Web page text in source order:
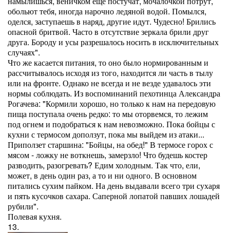
обольют тебя, иногда нарочно ледяной водой. Помылся,
оделся, заступаешь в наряд, другие идут. Чудесно! Брились
опасной бритвой. Часто в отсутствие зеркала брили друг
друга. Бороду и усы разрешалось носить в исключительных
случаях".
Что же касается питания, то оно было нормированным и
рассчитывалось исходя из того, находится ли часть в тылу
или на фронте. Однако не всегда и не везде удавалось эти
нормы соблюдать. Из воспоминаний пехотинца Александра
Рогачева: "Кормили хорошо, но только к нам на передовую
пища поступала очень редко: то мы оторвемся, то лежим
под огнем и подобраться к нам невозможно. Пока бойцы с
кухни с термосом доползут, пока мы выйдем из атаки...
Приползет старшина: "Бойцы, на обед!" В термосе горох с
мясом - ложку не воткнешь, замерзло! Что будешь костер
разводить, разогревать? Едим холодным. Так что, ели,
может, в день один раз, а то и ни одного. В основном
питались сухим пайком. На день выдавали всего три сухаря
и пять кусочков сахара. Саперной лопатой павших лошадей
рубили".
Полевая кухня.
13.